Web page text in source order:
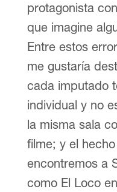
protagonista
que imagine
Entre estos
me gustaría
cada imputado
individual y no
la misma sala
filme; y el
encontremos a
como El Loco